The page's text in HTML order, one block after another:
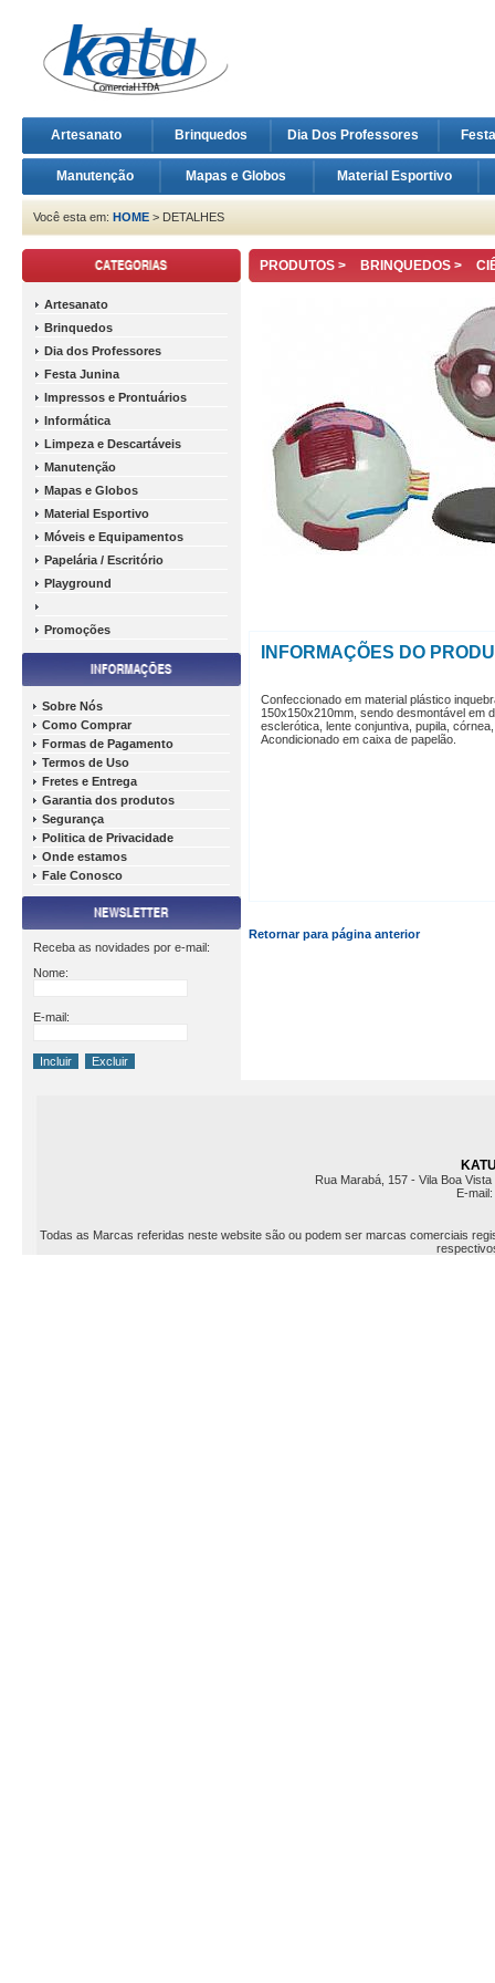
Artesanato Brinquedos Dia Dos Professores
Manutenção Mapas e Globos Material Esportivo
Você esta em: HOME > DETALHES
Artesanato
Brinquedos
Dia dos Professores
Festa Junina
Impressos e Prontuários
Informática
Limpeza e Descartáveis
Manutenção
Mapas e Globos
Material Esportivo
Móveis e Equipamentos
Papelária / Escritório
Playground
Promoções
Sobre Nós
Como Comprar
Formas de Pagamento
Termos de Uso
Fretes e Entrega
Garantia dos produtos
Segurança
Politica de Privacidade
Onde estamos
Fale Conosco
Receba as novidades por e-mail:
Nome:
E-mail:
PRODUTOS > BRINQUEDOS >
INFORMAÇÕES DO
Confeccionado em material plástico
150x150x210mm, sendo desmontável em
esclerótica, lente conjuntiva, pupila,
Acondicionado em caixa de papelão.
Retornar para página anterior
Rua Marabá, 157 - Vila Boa
E-mail:
Todas as Marcas referidas neste website são ou podem ser marcas comerciais